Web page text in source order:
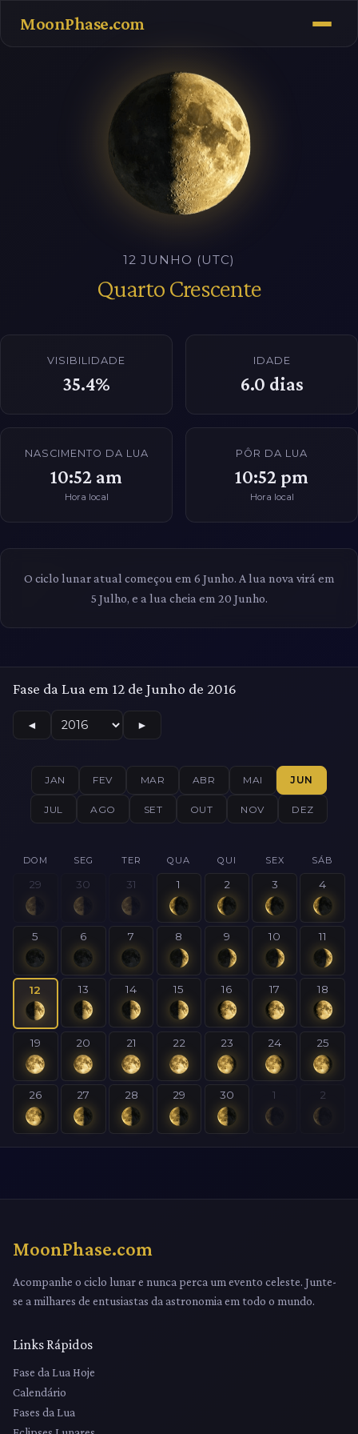
MoonPhase.com
12 JUNHO (UTC)
Quarto Crescente
VISIBILIDADE
35.4%
IDADE
6.0 dias
NASCIMENTO DA LUA
10:52 am
Hora local
PÔR DA LUA
10:52 pm
Hora local
O ciclo lunar atual começou em 6 Junho. A lua nova virá em
5 Julho, e a lua cheia em 20 Junho.
Fase da Lua em 12 de Junho de 2016
◄ ►
JAN FEV MAR ABR MAI JUN
JUL AGO SET OUT NOV DEZ
DOM SEG TER QUA QUI SEX SÁB
29 30 31 1 2 3 4
5 6 7 8 9 10 11
12 13 14 15 16 17 18
19 20 21 22 23 24 25
26 27 28 29 30 1 2
MoonPhase.com
Acompanhe o ciclo lunar e nunca perca um evento celeste. Junte-
se a milhares de entusiastas da astronomia em todo o mundo.
Links Rápidos
Fase da Lua Hoje
Calendário
Fases da Lua